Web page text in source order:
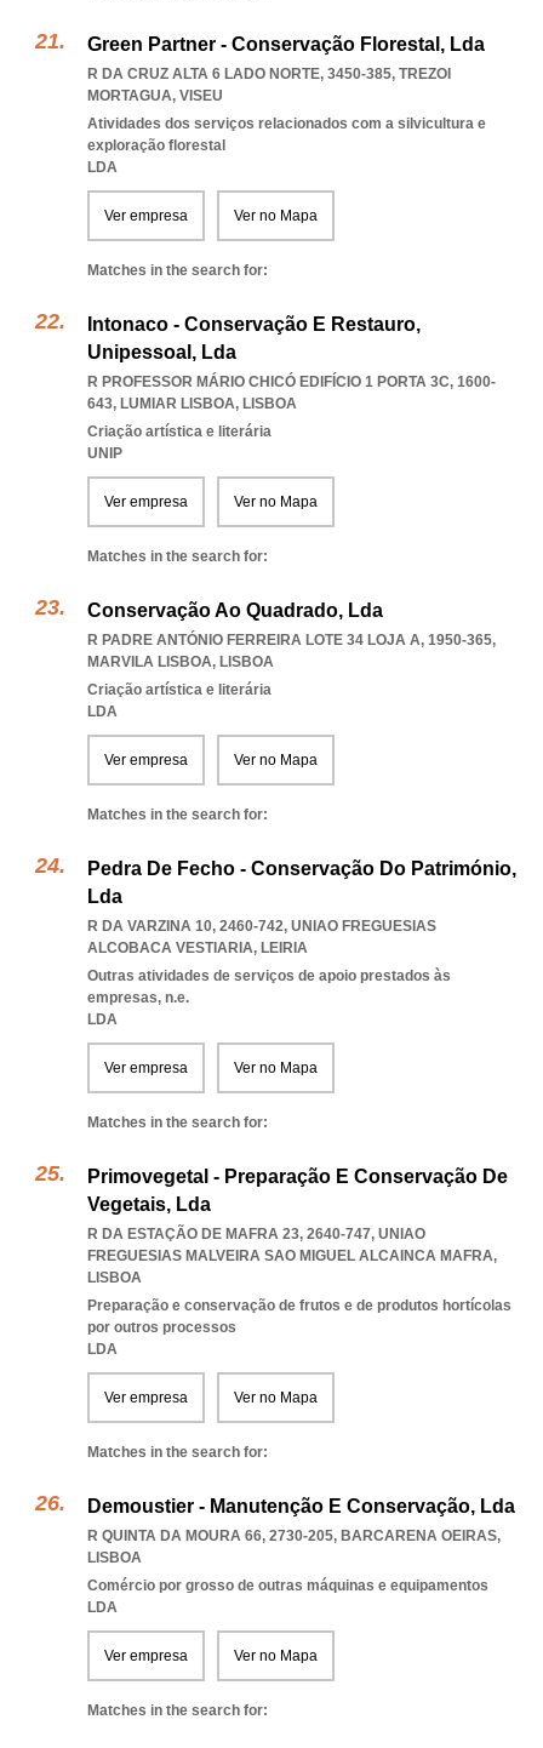
Green Partner - Conservação Florestal, Lda
R DA CRUZ ALTA 6 LADO NORTE, 3450-385, TREZOI
MORTAGUA, VISEU
Atividades dos serviços relacionados com a silvicultura e
exploração florestal
LDA
Ver empresa Ver no Mapa
Matches in the search for:
Intonaco - Conservação E Restauro,
Unipessoal, Lda
R PROFESSOR MÁRIO CHICÓ EDIFÍCIO 1 PORTA 3C, 1600-
643, LUMIAR LISBOA, LISBOA
Criação artística e literária
UNIP
Ver empresa Ver no Mapa
Matches in the search for:
Conservação Ao Quadrado, Lda
R PADRE ANTÓNIO FERREIRA LOTE 34 LOJA A, 1950-365,
MARVILA LISBOA, LISBOA
Criação artística e literária
LDA
Ver empresa Ver no Mapa
Matches in the search for:
Pedra De Fecho - Conservação Do Património,
Lda
R DA VARZINA 10, 2460-742, UNIAO FREGUESIAS
ALCOBACA VESTIARIA, LEIRIA
Outras atividades de serviços de apoio prestados às
empresas, n.e.
LDA
Ver empresa Ver no Mapa
Matches in the search for:
Primovegetal - Preparação E Conservação De
Vegetais, Lda
R DA ESTAÇÃO DE MAFRA 23, 2640-747, UNIAO
FREGUESIAS MALVEIRA SAO MIGUEL ALCAINCA MAFRA,
LISBOA
Preparação e conservação de frutos e de produtos hortícolas
por outros processos
LDA
Ver empresa Ver no Mapa
Matches in the search for:
Demoustier - Manutenção E Conservação, Lda
R QUINTA DA MOURA 66, 2730-205, BARCARENA OEIRAS,
LISBOA
Comércio por grosso de outras máquinas e equipamentos
LDA
Ver empresa Ver no Mapa
Matches in the search for: